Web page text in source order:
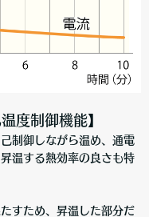
度制御機能】
制御しながら温め、通電
温する熱効率の良さも特
すため、昇温した部分だ